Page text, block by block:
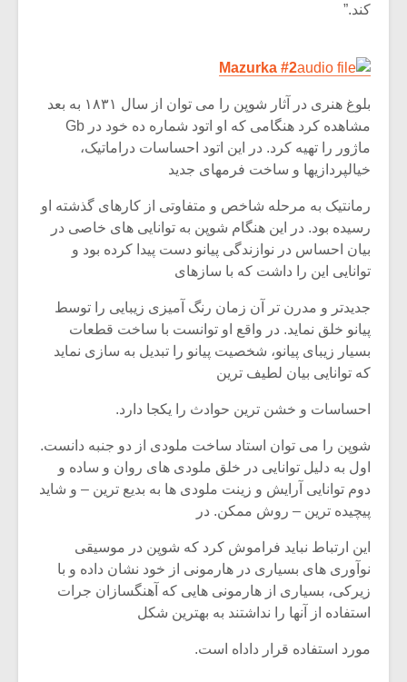
کند.”
Mazurka #2
بلوغ هنری در آثار شوپن را می توان از سال ۱۸۳۱ به بعد
مشاهده کرد هنگامی که او اتود شماره ده خود در Gb
ماژور را تهیه کرد. در این اتود احساسات دراماتیک،
خیالپردازیها و ساخت فرمهای جدید
رمانتیک به مرحله شاخص و متفاوتی از کارهای گذشته او
رسیده بود. در این هنگام شوپن به توانایی های خاصی در
بیان احساس در نوازندگی پیانو دست پیدا کرده بود و
توانایی این را داشت که با سازهای
جدیدتر و مدرن تر آن زمان رنگ آمیزی زیبایی را توسط
پیانو خلق نماید. در واقع او توانست با ساخت قطعات
بسیار زیبای پیانو، شخصیت پیانو را تبدیل به سازی نماید
که توانایی بیان لطیف ترین
احساسات و خشن ترین حوادث را یکجا دارد.
شوپن را می توان استاد ساخت ملودی از دو جنبه دانست.
اول به دلیل توانایی در خلق ملودی های روان و ساده و
دوم توانایی آرایش و زینت ملودی ها به بدیع ترین – و شاید
پیچیده ترین – روش ممکن. در
این ارتباط نباید فراموش کرد که شوپن در موسیقی
نوآوری های بسیاری در هارمونی از خود نشان داده و با
زیرکی، بسیاری از هارمونی هایی که آهنگسازان جرات
استفاده از آنها را نداشتند به بهترین شکل
مورد استفاده قرار داداه است.